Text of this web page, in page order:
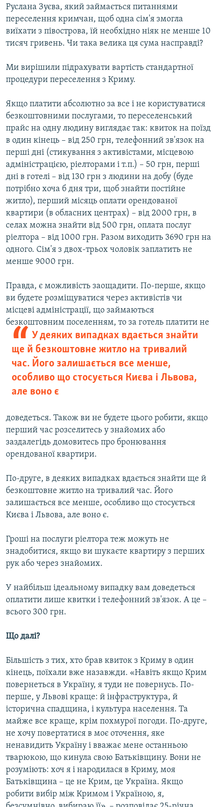
Руслана Зуєва, який займається питаннями
переселення кримчан, щоб одна сім'я змогла
виїхати з півострова, їй необхідно ніяк не менше 10
тисяч гривень. Чи така велика ця сума насправді?
Ми вирішили підрахувати вартість стандартної
процедури переселення з Криму.
Якщо платити абсолютно за все і не користуватися
безкоштовними послугами, то переселенський
прайс на одну людину виглядає так: квиток на поїзд
в один кінець – від 250 грн, телефонний зв'язок на
перші дні (стикування з активістами, місцевою
адміністрацією, ріелторами і т.п.) – 50 грн, перші
дні в готелі – від 130 грн з людини на добу (буде
потрібно хоча б дня три, щоб знайти постійне
житло), перший місяць оплати орендованої
квартири (в обласних центрах) – від 2000 грн, в
селах можна знайти від 500 грн, оплата послуг
ріелтора – від 1000 грн. Разом виходить 3690 грн на
одного. Сім'я з двох-трьох чоловік заплатить не
менше 9000 грн.
Правда, є можливість заощадити. По-перше, якщо
ви будете розміщуватися через активістів чи
місцеві адміністрації, що займаються
безкоштовним
У деяких випадках вдається знайти
ще й безкоштовне житло на тривалий
час. Його залишається все менше,
особливо що стосується Києва і Львова,
але воно є
поселенням, то за готель платити не
доведеться. Також ви не будете цього робити, якщо
перший час розселитесь у знайомих або
заздалегідь домовитесь про бронювання
орендованої квартири.
По-друге, в деяких випадках вдається знайти ще й
безкоштовне житло на тривалий час. Його
залишається все менше, особливо що стосується
Києва і Львова, але воно є.
Гроші на послуги ріелтора теж можуть не
знадобитися, якщо ви шукаєте квартиру з перших
рук або через знайомих.
У найбільш ідеальному випадку вам доведеться
оплатити лише квитки і телефонний зв'язок. А це –
всього 300 грн.
Що далі?
Більшість з тих, хто брав квиток з Криму в один
кінець, поїхали вже назавжди. «Навіть якщо Крим
повернеться в Україну, я туди не повернусь. По-
перше, у Львові краще: й інфраструктура, й
історична спадщина, і культура населення. Та
майже все краще, крім похмурої погоди. По-друге,
не хочу повертатися в моє оточення, яке
ненавидить Україну і вважає мене останньою
тварюкою, що кинула свою Батьківщину. Вони не
розуміють: хоч я і народилася в Криму, моя
Батьківщина – це не Крим, це Україна. Якщо
робити вибір між Кримом і Україною, я,